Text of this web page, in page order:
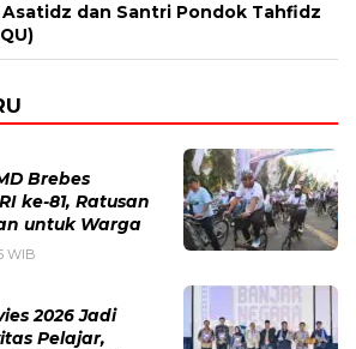
dan Santri Pondok Tahfidz
Brebes
ke-81, Ratusan
untuk Warga
WIB
2026 Jadi
Pelajar,